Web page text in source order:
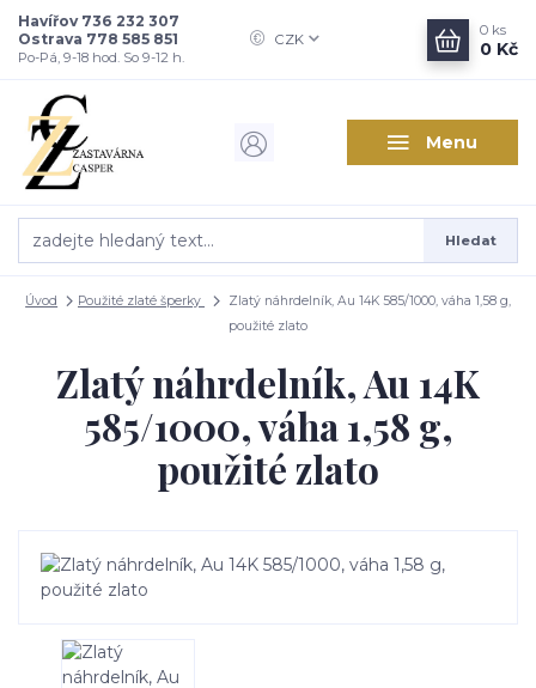
Menu
CZK
Hledat
Havířov 736 232 307
Ostrava 778 585 851
Po-Pá, 9-18 hod. So 9-12 h.
0 ks
0 Kč
Úvod Použité zlaté šperky
Zlatý náhrdelník, Au 14K 585/1000, váha 1,58 g,
použité zlato
Zlatý náhrdelník, Au 14K
585/1000, váha 1,58 g,
použité zlato